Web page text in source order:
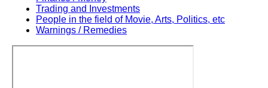
Trading and Investments
People in the field of Movie, Arts, Politics, etc
Warnings / Remedies